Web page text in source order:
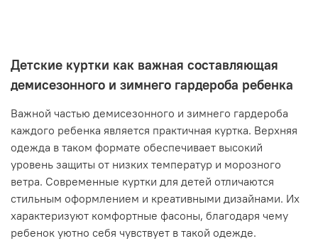
Детские куртки как важная составляющая
демисезонного и зимнего гардероба ребенка
Важной частью демисезонного и зимнего гардероба
каждого ребенка является практичная куртка. Верхняя
одежда в таком формате обеспечивает высокий
уровень защиты от низких температур и морозного
ветра. Современные куртки для детей отличаются
стильным оформлением и креативными дизайнами. Их
характеризуют комфортные фасоны, благодаря чему
ребенок уютно себя чувствует в такой одежде.